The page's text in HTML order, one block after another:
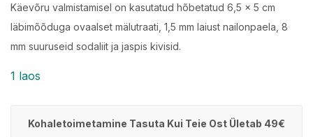
Käevõru valmistamisel on kasutatud hõbetatud 6,5 x 5 cm
läbimõõduga ovaalset mälutraati, 1,5 mm laiust nailonpaela, 8
mm suuruseid sodaliit ja jaspis kivisid.
1 laos
Kohaletoimetamine Tasuta Kui Teie Ost Ületab 49€